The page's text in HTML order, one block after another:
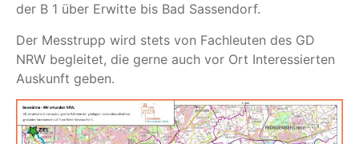
der B 1 über Erwitte bis Bad Sassendorf.
Der Messtrupp wird stets von Fachleuten des GD
NRW begleitet, die gerne auch vor Ort Interessierten
Auskunft geben.